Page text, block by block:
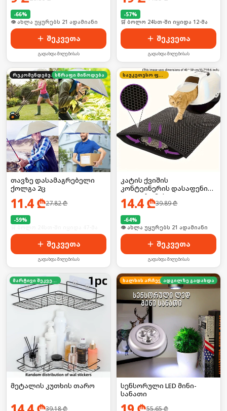
-66%
🛒 ბოლო 24სთ-ში იყიდა 27-მა
შეკვეთა
გადახდა მიღებისას
-57%
🛒 ბოლო 24სთ-ში იყიდა 12-მა
შეკვეთა
გადახდა მიღებისას
რეკომენდებულისწრაფი მიწოდება
თავზე დასამაგრებელი
ქოლგა 2ც
11.4₾27.82₾
-59%
შეკვეთა
გადახდა მიღებისას
საუკეთესო ფასი
კატის ქვიშის
კონტეინერის დასაფენი
(დიდი ზომის)
14.4₾39.89₾
-64%
🛒 ბოლო 24სთ-ში იყიდა 33-მა
შეკვეთა
გადახდა მიღებისას
მარტივი შეკვეთა
მეტალის კუთხის თარო
39.18₾
ხალხის არჩევანი
ადგილზე გადახდა
სენსორული LED მინი-
სანათი
55.65₾